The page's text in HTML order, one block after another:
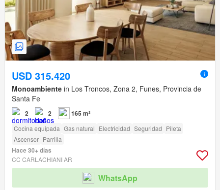
USD 315.420
Monoambiente in Los Troncos, Zona 2, Funes, Provincia de
Santa Fe
2 2 165 m²
Cocina equipada Gas natural Electricidad Seguridad Pileta
Ascensor Parrilla
Hace 30+ días
CC CARLACHIANI AR
WhatsApp